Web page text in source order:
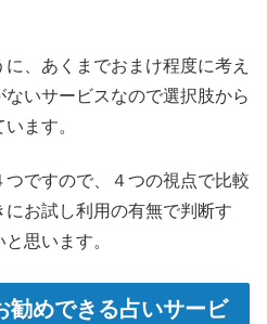
、あくまでおまけ程度に考え
いサービスなので選択肢から
ます。
ですので、４つの視点で比較
お試し利用の有無で判断す
思います。
勧めできる占いサービ